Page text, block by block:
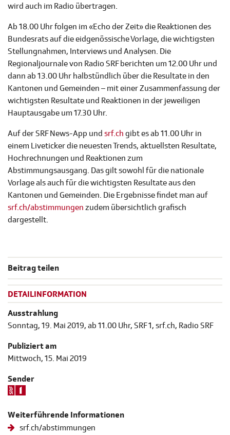
wird auch im Radio übertragen.
Ab 18.00 Uhr folgen im «Echo der Zeit» die Reaktionen des
Bundesrats auf die eidgenössische Vorlage, die wichtigsten
Stellungnahmen, Interviews und Analysen. Die
Regionaljournale von Radio SRF berichten um 12.00 Uhr und
dann ab 13.00 Uhr halbstündlich über die Resultate in den
Kantonen und Gemeinden – mit einer Zusammenfassung der
wichtigsten Resultate und Reaktionen in der jeweiligen
Hauptausgabe um 17.30 Uhr.
Auf der SRF News-App und srf.ch gibt es ab 11.00 Uhr in
einem Liveticker die neuesten Trends, aktuellsten Resultate,
Hochrechnungen und Reaktionen zum
Abstimmungsausgang. Das gilt sowohl für die nationale
Vorlage als auch für die wichtigsten Resultate aus den
Kantonen und Gemeinden. Die Ergebnisse findet man auf
srf.ch/abstimmungen zudem übersichtlich grafisch
dargestellt.
Beitrag teilen
DETAILINFORMATION
Ausstrahlung
Sonntag, 19. Mai 2019, ab 11.00 Uhr, SRF 1, srf.ch, Radio SRF
Publiziert am
Mittwoch, 15. Mai 2019
Sender
Weiterführende Informationen
srf.ch/abstimmungen